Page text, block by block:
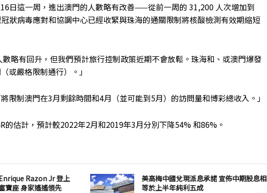
日這一周，進出澳門的人數略有改善——從前一周的 31,200 人次增加到
狀病毒應對和協調中心已經收緊與珠海的通關限制將核酸檢測有效期縮短
略有回升，但我們預計旅行控制政策近期不會放鬆。珠海和、或澳門爆發
或嚴格限制通行）。」
限制澳門在3月剩餘時間和4月（並可能到5月）的訪問量和博彩總收入。」
的估計，預計較2022年2月和2019年3月分別下降54% 和86%。
Razon Jr 登上
寶座 身家遙遙領先
美高梅中國兌現派息承諾 宣佈中期股息相
等於上半年純利五成